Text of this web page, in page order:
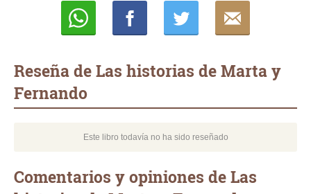
Reseña de Las historias de Marta y
Fernando
Este libro todavía no ha sido reseñado
Comentarios y opiniones de Las